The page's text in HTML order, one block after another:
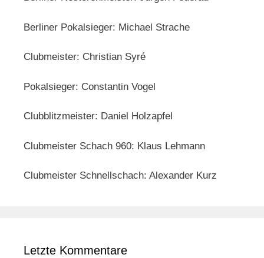
Berliner Pokalsieger: Michael Strache
Clubmeister: Christian Syré
Pokalsieger: Constantin Vogel
Clubblitzmeister: Daniel Holzapfel
Clubmeister Schach 960: Klaus Lehmann
Clubmeister Schnellschach: Alexander Kurz
Letzte Kommentare